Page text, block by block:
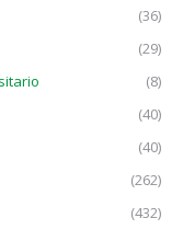
(36)
(29)
(8)
(40)
(40)
(262)
(432)